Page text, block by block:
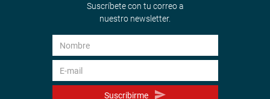
Suscríbete con tu correo a
nuestro newsletter.
Suscribirme